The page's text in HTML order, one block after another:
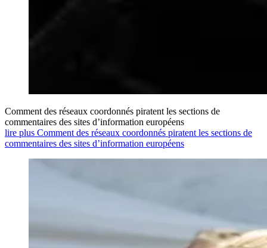
Comment des réseaux coordonnés piratent les sections de
commentaires des sites d’information européens
lire plus Comment des réseaux coordonnés piratent les sections de
commentaires des sites d’information européens